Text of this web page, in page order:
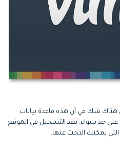
مسار ، ليس هناك شك في أن هذه قاعدة بيانات
حد سواء. يعد التسجيل في الموقع
التي يمكنك البحث عنها.